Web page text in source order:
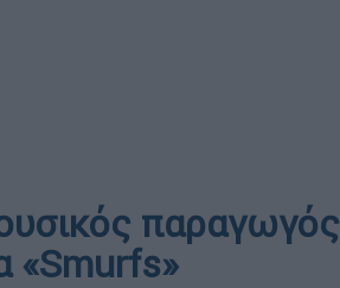
παραγωγός
«Smurfs»